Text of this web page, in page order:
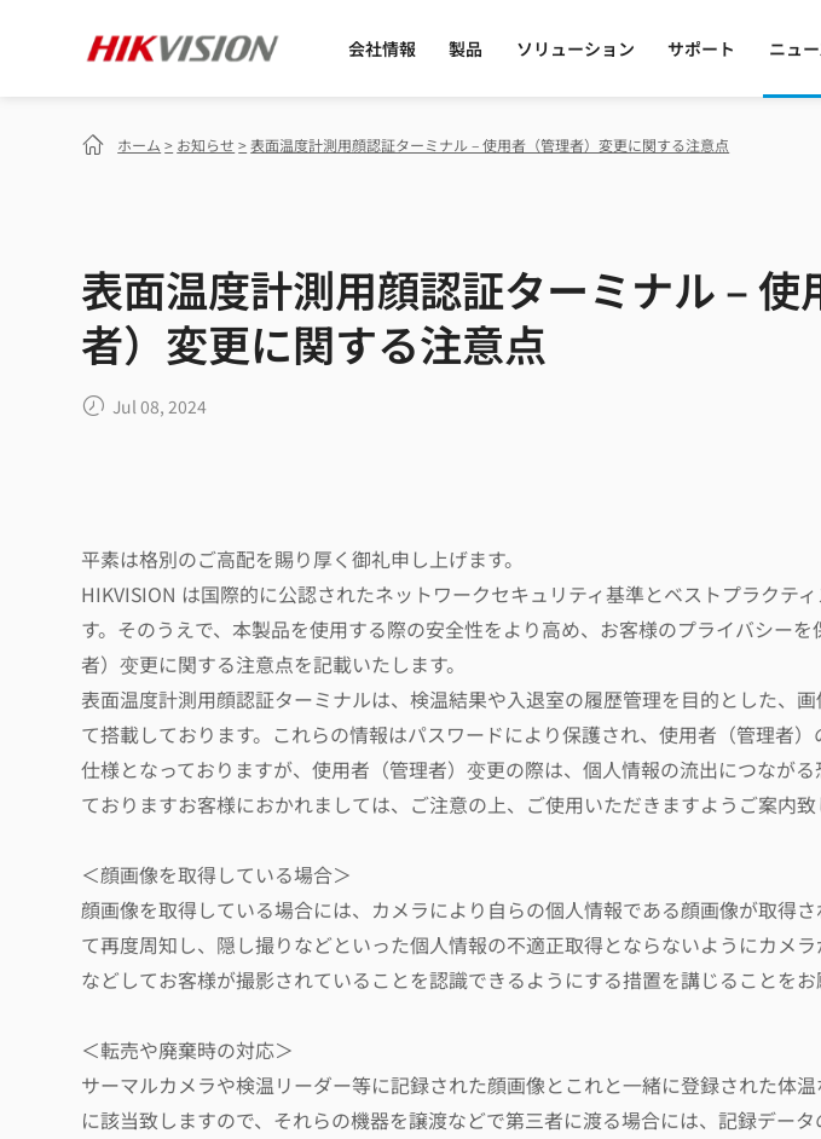
会社情報 製品 ソリューション サポート ニュ
ホーム > お知らせ >表面温度計測用顔認証ターミナル – 使用者（管理者）変更に関する注意点
表面温度計測用顔認証ターミナル – 使
者）変更に関する注意点
Jul 08, 2024
平素は格別のご高配を賜り厚く御礼申し上げます。
HIKVISION は国際的に公認されたネットワークセキュリティ基準とベストプラクテ
す。そのうえで、本製品を使用する際の安全性をより高め、お客様のプライバシー
者）变更に関する注意点を記載いたします。
表面温度計測用顔認証ターミナルは、検温結果や入退室の履歴管理を目的とした、
て搭載しております。これらの情報はパスワードにより保護され、使用者（管理者
仕様となっておりますが、使用者（管理者）变更の際は、個人情報の流出につなが
ておりますお客様におかれましては、ご注意の上、ご使用いただきますようご案内致
＜顔画像を取得している場合＞
顔画像を取得している場合には、カメラにより自らの個人情報である顔画像が取得
て再度周知し、隠し撮りなどといった個人情報の不適正取得とならないようにカメ
などしてお客様が撮影されていることを認識できるようにする措置を講じることをお
＜転売や廃棄時の対応＞
サーマルカメラや検温リーダー等に記録された顔画像とこれと一緒に登録された体温
に該当致しますので、それらの機器を譲渡などで第三者に渡る場合には、記録デー